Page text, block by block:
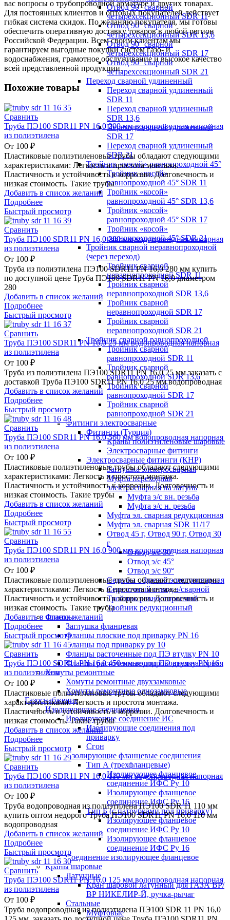
Отвод 90° сварной
четырехсекционный SDR 11
Отвод 90° сварной
четырехсекционный SDR 13,6
Отвод 90° сварной
четырехсекционный SDR 17
Отвод 90° сварной
четырехсекционный SDR 21
Переход сварной удлиненный
Переход сварной удлиненный
SDR 11
Переход сварной удлиненный
SDR 13,6
Переход сварной удлиненный
SDR 17
Переход сварной удлиненный
SDR 21
Тройник «косой» равнопроходной 45°
Тройник «косой»
равнопроходной 45° SDR 11
Тройник «косой»
равнопроходной 45° SDR 13,6
Тройник «косой»
равнопроходной 45° SDR 17
Тройник «косой»
равнопроходной 45° SDR 21
Тройник сварной неравнопроходной
(через переход)
Тройник сварной
неравнопроходной SDR 11
Тройник сварной
неравнопроходной SDR 13,6
Тройник сварной
неравнопроходной SDR 17
Тройник сварной
неравнопроходной SDR 21
Тройник сварной равнопроходной
Тройник сварной
равнопроходной SDR 11
Тройник сварной
равнопроходной SDR 13,6
Тройник сварной
равнопроходной SDR 17
Тройник сварной
равнопроходной SDR 21
Фитинги электросварные
Фитинги (Турция)
Краны полиэтиленовые шаровые
Электросварные фитинги
Электросварные фитинги (КНР)
Заглушка электросварная
Муфта переходная
электросварная на латунь
Муфта э/с вн. резьба
Муфта э/с н. резьба
Муфта эл. cварная редукционная
Муфта эл. сварная SDR 11/17
Отвод 45 г, Отвод 90 г, Отвод 30
г
Отвод э/с 30°
Отвод э/с 45°
Отвод э/с 90°
Седелка с фрезой электросварная
Седелочный отвод э/сварной
Тройник равносторонний
Тройник редукционный
Фланцы
Заглушка фланцевая
Фланцы плоские под приварку PN 16
Фланцы под приварку ру 10
Фланцы расточенные под ПЭ втулку PN 10
Фланцы расточенные под ПЭ втулку PN 16
Хомуты ремонтные
Хомуты ремонтные двухзамковые
Хомуты ремонтные однозамковые
Газоснабжение
Изолирующие соединения
Изолирующие соединение ИС
Изолирующие соединения под
приварку
Сгон
Изолирующие фланцевые соединения
Тип А (трехфланцевые)
Изолирующее фланцевое
соединение ИФС Ру 10
Изолирующее фланцевое
соединение ИФС Ру 16
Тип Б (с патрубками под приварку)
Изолирующее фланцевое
соединение ИФС Ру 10
Изолирующее фланцевое
соединение ИФС Ру 16
Соединение изолирующее фланцевое
Краны шаровые
Латунные
Кран шаровой латунный для ГАЗА ВР/
ВР НИКЕЛИР-Й, ручка-рычаг
Стальные
Муфтовые
вас вопросы о трубопроводной арматуре и других товарах.
Для постоянных клиентов и оптовых покупателей действует
гибкая система скидок. По желанию покупателя, мы готовы
обеспечить оперативную доставку товаров в любой регион
Российской Федерации. Всем своим клиентам мы
гарантируем выгодные покупки систем газо- и
водоснабжения, грамотное обслуживание и высокое качество
всей представленной продукции.
Похожие товары
Сравнить
Труба ПЭ100 SDR11 PN 16,0 200 мм водопроводная напорная
из полиэтилена
От 100 ₽
Пластиковые полиэтиленовые трубы обладают следующими
характеристиками: Легкость и простота монтажа.
Пластичность и устойчивость к коррозии. Долговечность и
низкая стоимость. Такие трубы
Добавить в список желаний
Подробнее
Быстрый просмотр
Сравнить
Труба ПЭ100 SDR11 PN 16,0 280 мм водопроводная напорная
из полиэтилена
От 100 ₽
Труба из полиэтилена ПЭ100 SDR11 PN 16,0 280 мм купить
по доступной цене Труба ПЭ100 SDR11 PN 16,0 диаметром
280
Добавить в список желаний
Подробнее
Быстрый просмотр
Сравнить
Труба ПЭ100 SDR11 PN 16,0 25 мм водопроводная напорная
из полиэтилена
От 100 ₽
Труба из полиэтилена ПЭ100 SDR11 PN 16,0 25 мм заказать с
доставкой Труба ПЭ100 SDR11 PN 16,0 25 мм водопроводная
Добавить в список желаний
Подробнее
Быстрый просмотр
Сравнить
Труба ПЭ100 SDR11 PN 16,0 560 мм водопроводная напорная
из полиэтилена
От 100 ₽
Пластиковые полиэтиленовые трубы обладают следующими
характеристиками: Легкость и простота монтажа.
Пластичность и устойчивость к коррозии. Долговечность и
низкая стоимость. Такие трубы
Добавить в список желаний
Подробнее
Быстрый просмотр
Сравнить
Труба ПЭ100 SDR11 PN 16,0 900 мм водопроводная напорная
из полиэтилена
От 100 ₽
Пластиковые полиэтиленовые трубы обладают следующими
характеристиками: Легкость и простота монтажа.
Пластичность и устойчивость к коррозии. Долговечность и
низкая стоимость. Такие трубы
Добавить в список желаний
Подробнее
Быстрый просмотр
Сравнить
Труба ПЭ100 SDR11 PN 16,0 450 мм водопроводная напорная
из полиэтилена
От 100 ₽
Пластиковые полиэтиленовые трубы обладают следующими
характеристиками: Легкость и простота монтажа.
Пластичность и устойчивость к коррозии. Долговечность и
низкая стоимость. Такие трубы
Добавить в список желаний
Подробнее
Быстрый просмотр
Сравнить
Труба ПЭ100 SDR11 PN 16,0 110 мм водопроводная напорная
из полиэтилена
От 100 ₽
Труба водопроводная из полиэтилена ПЭ100 SDR 11 110 мм
купить оптом недорого Труба ПЭ100 SDR11 PN 16,0 110 мм
водопроводная
Добавить в список желаний
Подробнее
Быстрый просмотр
Сравнить
Труба ПЭ100 SDR11 PN 16,0 125 мм водопроводная напорная
из полиэтилена
От 100 ₽
Труба водопроводная из полиэтилена ПЭ100 SDR 11 PN 16,0